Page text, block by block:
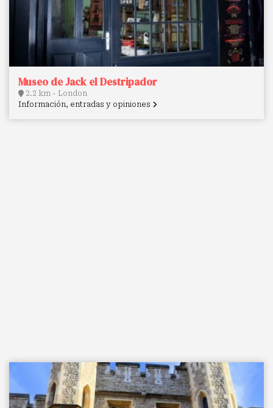
Museo de Jack el Destripador
2.2 km - London
Información, entradas y opiniones